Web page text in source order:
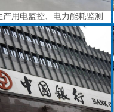
产用电监控、电力能耗监测